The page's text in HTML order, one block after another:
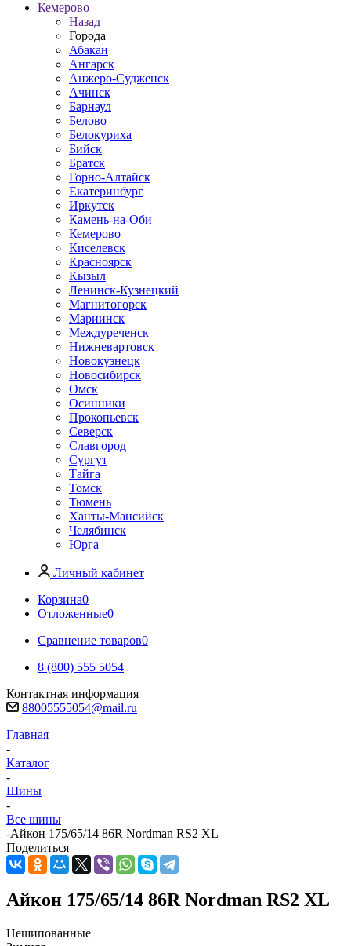
Кемерово
Назад
Города
Абакан
Ангарск
Анжеро-Судженск
Ачинск
Барнаул
Белово
Белокуриха
Бийск
Братск
Горно-Алтайск
Екатеринбург
Иркутск
Камень-на-Оби
Кемерово
Киселевск
Красноярск
Кызыл
Ленинск-Кузнецкий
Магнитогорск
Мариинск
Междуреченск
Нижневартовск
Новокузнецк
Новосибирск
Омск
Осинники
Прокопьевск
Северск
Славгород
Сургут
Тайга
Томск
Тюмень
Ханты-Мансийск
Челябинск
Юрга
Личный кабинет
Корзина0
Отложенные0
Сравнение товаров0
8 (800) 555 5054
Контактная информация
88005555054@mail.ru
Главная
-
Каталог
-
Шины
-
Все шины
-Айкон 175/65/14 86R Nordman RS2 XL
Поделиться
Айкон 175/65/14 86R Nordman RS2 XL
Нешипованные